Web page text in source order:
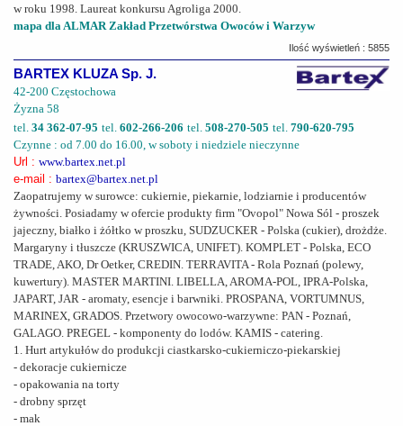
w roku 1998. Laureat konkursu Agroliga 2000.
mapa dla ALMAR Zakład Przetwórstwa Owoców i Warzyw
Ilość wyświetleń : 5855
BARTEX KLUZA Sp. J.
42-200 Częstochowa
Żyzna 58
tel. 34 362-07-95 tel. 602-266-206 tel. 508-270-505 tel. 790-620-795
Czynne : od 7.00 do 16.00, w soboty i niedziele nieczynne
Url : www.bartex.net.pl
e-mail : bartex@bartex.net.pl
Zaopatrujemy w surowce: cukiernie, piekarnie, lodziarnie i producentów
żywności. Posiadamy w ofercie produkty firm "Ovopol" Nowa Sól - proszek
jajeczny, białko i żółtko w proszku, SUDZUCKER - Polska (cukier), drożdże.
Margaryny i tłuszcze (KRUSZWICA, UNIFET). KOMPLET - Polska, ECO
TRADE, AKO, Dr Oetker, CREDIN. TERRAVITA - Rola Poznań (polewy,
kuwertury). MASTER MARTINI. LIBELLA, AROMA-POL, IPRA-Polska,
JAPART, JAR - aromaty, esencje i barwniki. PROSPANA, VORTUMNUS,
MARINEX, GRADOS. Przetwory owocowo-warzywne: PAN - Poznań,
GALAGO. PREGEL - komponenty do lodów. KAMIS - catering.
1. Hurt artykułów do produkcji ciastkarsko-cukierniczo-piekarskiej
- dekoracje cukiernicze
- opakowania na torty
- drobny sprzęt
- mak